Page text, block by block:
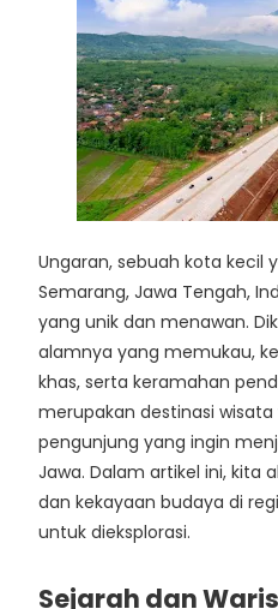
Ungaran, sebuah kota kecil
Semarang, Jawa Tengah,
yang unik dan menawan.
alamnya yang memukau,
khas, serta keramahan
merupakan destinasi
pengunjung yang ingin
Jawa. Dalam artikel ini, kita
dan kekayaan budaya di
untuk dieksplorasi.
Sejarah dan